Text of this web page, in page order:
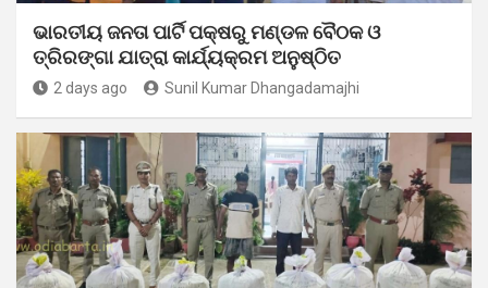
ଭାରତୀୟ ଜନତା ପାର୍ଟି ପକ୍ଷରୁ ମଣ୍ଡଳ ବୈଠକ ଓ
ତ୍ରିରଙ୍ଗା ଯାତ୍ରା କାର୍ଯ୍ୟକ୍ରମ ଅନୁଷ୍ଠିତ
2 days ago Sunil Kumar Dhangadamajhi